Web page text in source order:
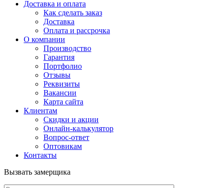
Доставка и оплата
Как сделать заказ
Доставка
Оплата и рассрочка
О компании
Производство
Гарантия
Портфолио
Отзывы
Реквизиты
Вакансии
Карта сайта
Клиентам
Скидки и акции
Онлайн-калькулятор
Вопрос-ответ
Оптовикам
Контакты
Вызвать замерщика